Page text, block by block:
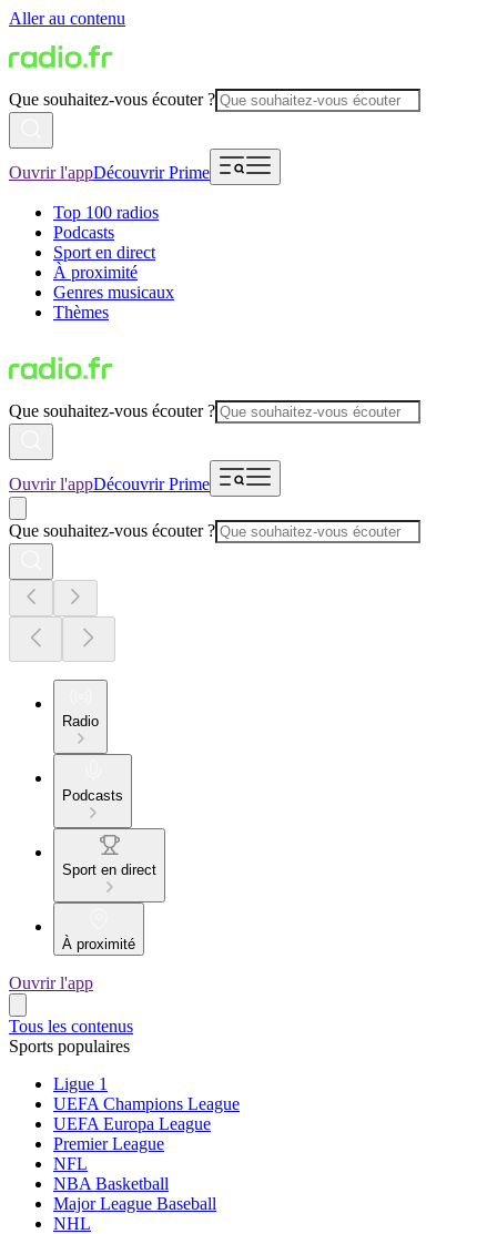
Aller au contenu
Que souhaitez-vous écouter ?
Ouvrir l'appDécouvrir Prime
Top 100 radios
Podcasts
Sport en direct
À proximité
Genres musicaux
Thèmes
Que souhaitez-vous écouter ?
Ouvrir l'appDécouvrir Prime
Que souhaitez-vous écouter ?
Radio
Podcasts
Sport en direct
À proximité
Ouvrir l'app
Tous les contenus
Sports populaires
Ligue 1
UEFA Champions League
UEFA Europa League
Premier League
NFL
NBA Basketball
Major League Baseball
NHL